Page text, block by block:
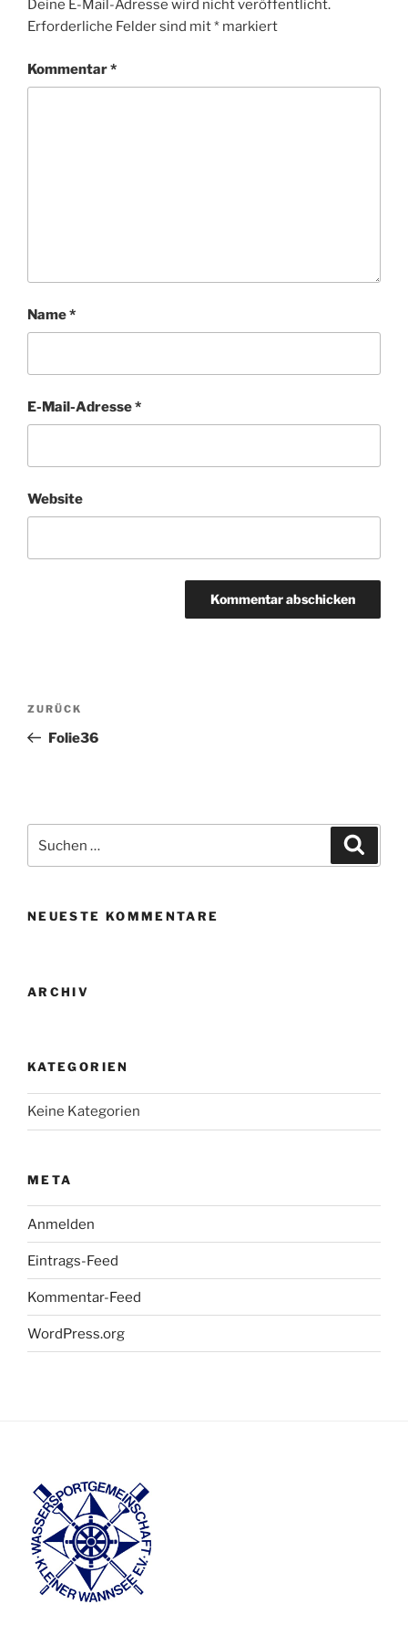
Deine E-Mail-Adresse wird nicht veröffentlicht.
Erforderliche Felder sind mit* markiert
Kommentar*
Name*
E-Mail-Adresse*
Website
Beitragsnavigation
Vorheriger
Beitrag
ZURÜCK
Folie36
nach:
NEUESTE KOMMENTARE
ARCHIV
KATEGORIEN
Keine Kategorien
META
Anmelden
Eintrags-Feed
Kommentar-Feed
WordPress.org